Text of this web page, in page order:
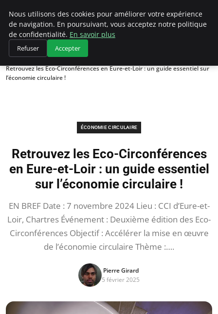
Climategatecountryclub.com
Accueil
Économie circulaire
Retrouvez les Eco-Circonférences en Eure-et-Loir : un guide essentiel sur
l’économie circulaire !
ÉCONOMIE CIRCULAIRE
Retrouvez les Eco-Circonférences
en Eure-et-Loir : un guide essentiel
sur l’économie circulaire !
EN BREF Date : 7 novembre 2024 Lieu : CCI d’Eure-et-
Loir, Chartres Événement : Deuxième édition des Eco-
Circonférences Objectif : Accélérer la mise en œuvre
de l’économie circulaire Thème :….
Pierre Girard
5 février 2025
Nous utilisons des cookies pour améliorer votre expérience
de navigation. En poursuivant, vous acceptez notre politique
de confidentialité. En savoir plus
Refuser Accepter